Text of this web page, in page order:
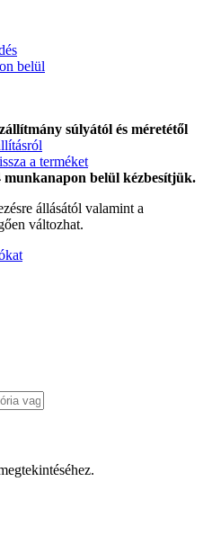
belül
súlyától és méretétől
a terméket
munkanapon belül kézbesítjük.
állásától valamint a
változhat.